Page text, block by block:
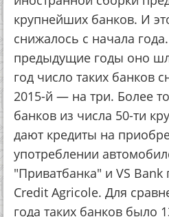
крупнейших банков. И
снижалось с начала
предыдущие годы оно
год число таких банков
2015-й — на три. Более
банков из числа 50-ти
дают кредиты на
употреблении
"Приватбанка" и VS Bank
Credit Agricole. Для
года таких банков было